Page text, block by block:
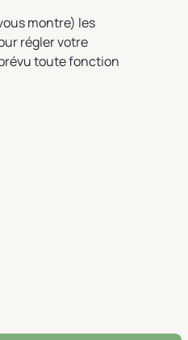
montre) les
régler votre
toute fonction